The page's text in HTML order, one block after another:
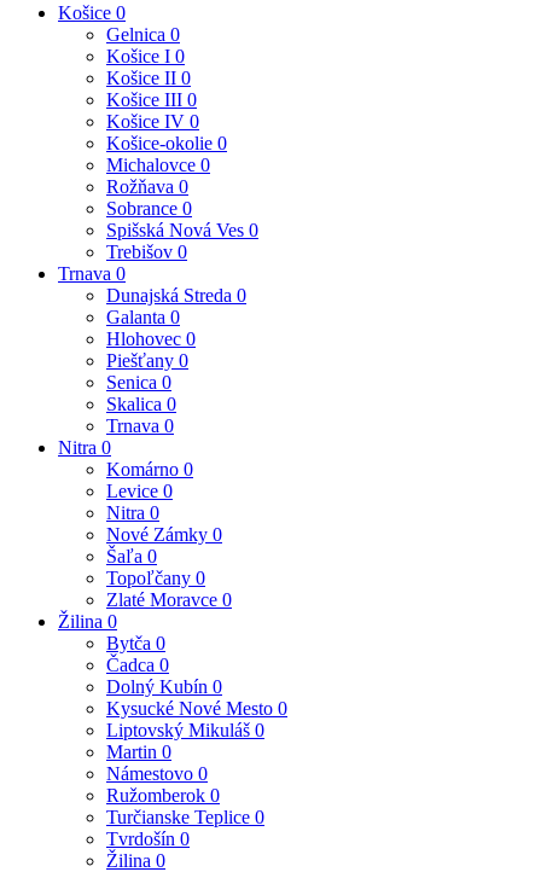
Košice 0
Gelnica 0
Košice I 0
Košice II 0
Košice III 0
Košice IV 0
Košice-okolie 0
Michalovce 0
Rožňava 0
Sobrance 0
Spišská Nová Ves 0
Trebišov 0
Trnava 0
Dunajská Streda 0
Galanta 0
Hlohovec 0
Piešťany 0
Senica 0
Skalica 0
Trnava 0
Nitra 0
Komárno 0
Levice 0
Nitra 0
Nové Zámky 0
Šaľa 0
Topoľčany 0
Zlaté Moravce 0
Žilina 0
Bytča 0
Čadca 0
Dolný Kubín 0
Kysucké Nové Mesto 0
Liptovský Mikuláš 0
Martin 0
Námestovo 0
Ružomberok 0
Turčianske Teplice 0
Tvrdošín 0
Žilina 0